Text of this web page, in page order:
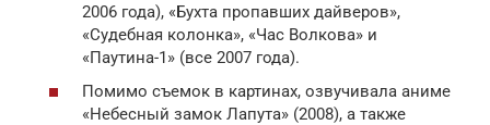
2006 года), «Бухта пропавших дайверов»,
«Судебная колонка», «Час Волкова» и
«Паутина-1» (все 2007 года).
Помимо съемок в картинах, озвучивала аниме
«Небесный замок Лапута» (2008), а также